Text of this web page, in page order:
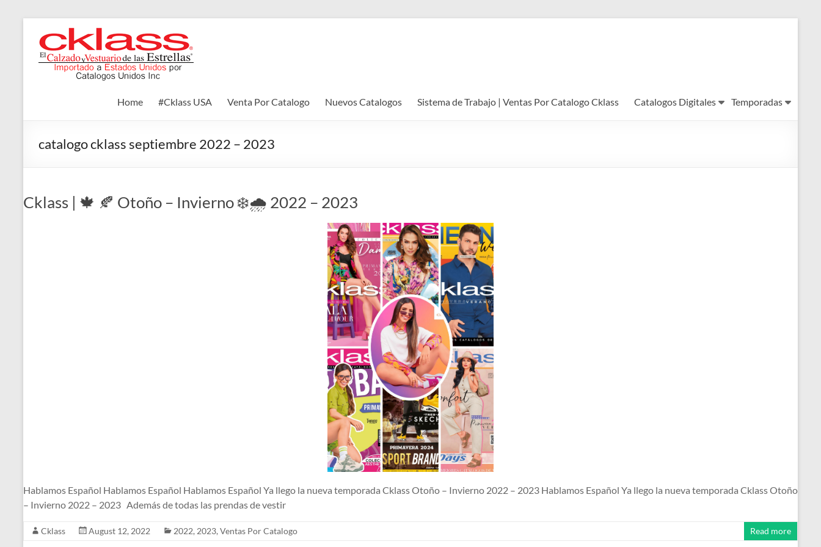
content
Cklass
El
las
Home #Cklass USA Venta Por Catalogo Nuevos Catalogos Sistema de Trabajo | Ventas Por Catalogo Cklass Catalogos Digitales Temporadas
catalogo cklass septiembre 2022 – 2023
Cklass | 🍁 🍂 Otoño – Invierno ❄️🌧️ 2022 – 2023
Hablamos Español Hablamos Español Hablamos Español Ya llego la nueva temporada Cklass Otoño – Invierno 2022 – 2023 Hablamos Español Ya llego la nueva temporada Cklass Otoño
– Invierno 2022 – 2023 Además de todas las prendas de vestir
Cklass August 12, 2022 2022, 2023, Ventas Por Catalogo Read more